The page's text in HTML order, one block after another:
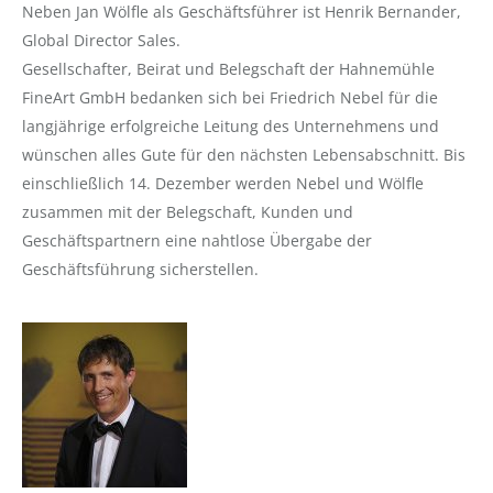
Neben Jan Wölfle als Geschäftsführer ist Henrik Bernander,
Global Director Sales.
Gesellschafter, Beirat und Belegschaft der Hahnemühle
FineArt GmbH bedanken sich bei Friedrich Nebel für die
langjährige erfolgreiche Leitung des Unternehmens und
wünschen alles Gute für den nächsten Lebensabschnitt. Bis
einschließlich 14. Dezember werden Nebel und Wölfle
zusammen mit der Belegschaft, Kunden und
Geschäftspartnern eine nahtlose Übergabe der
Geschäftsführung sicherstellen.